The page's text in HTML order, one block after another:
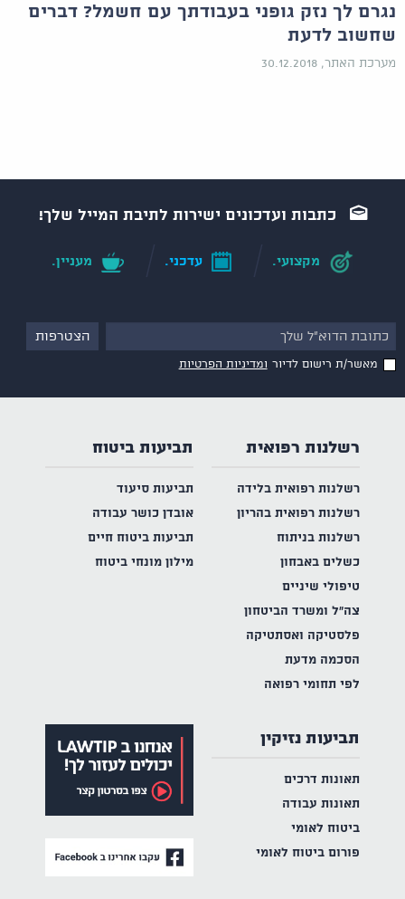
נגרם לך נזק גופני בעבודתך עם חשמל? דברים
שחשוב לדעת
מערכת האתר, 30.12.2018
כתבות ועדכונים ישירות לתיבת המייל שלך!
מקצועי. עדכני. מעניין.
מאשר/ת רישום לדיור ומדיניות הפרטיות
רשלנות רפואית
רשלנות רפואית בלידה
רשלנות רפואית בהריון
רשלנות בניתוח
כשלים באבחון
טיפולי שיניים
צה"ל ומשרד הביטחון
פלסטיקה ואסתטיקה
הסכמה מדעת
לפי תחומי רפואה
תביעות ביטוח
תביעות סיעוד
אובדן כושר עבודה
תביעות ביטוח חיים
מילון מונחי ביטוח
תביעות נזיקין
תאונות דרכים
תאונות עבודה
ביטוח לאומי
פורום ביטוח לאומי